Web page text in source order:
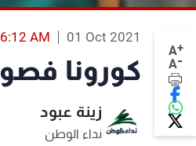
A+
A-
01 Oct 2021
AM
كورونا
زينة عبود
نداء الوطن